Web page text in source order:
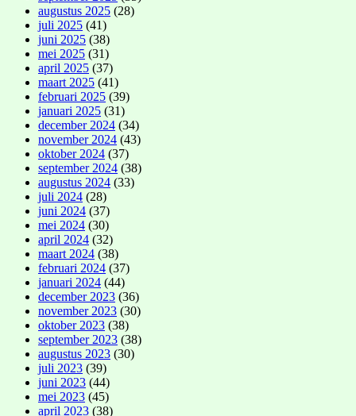
augustus 2025 (28)
juli 2025 (41)
juni 2025 (38)
mei 2025 (31)
april 2025 (37)
maart 2025 (41)
februari 2025 (39)
januari 2025 (31)
december 2024 (34)
november 2024 (43)
oktober 2024 (37)
september 2024 (38)
augustus 2024 (33)
juli 2024 (28)
juni 2024 (37)
mei 2024 (30)
april 2024 (32)
maart 2024 (38)
februari 2024 (37)
januari 2024 (44)
december 2023 (36)
november 2023 (30)
oktober 2023 (38)
september 2023 (38)
augustus 2023 (30)
juli 2023 (39)
juni 2023 (44)
mei 2023 (45)
april 2023 (38)